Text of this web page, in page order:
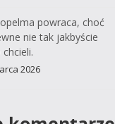
powraca, choć
nie tak jakbyście
2026